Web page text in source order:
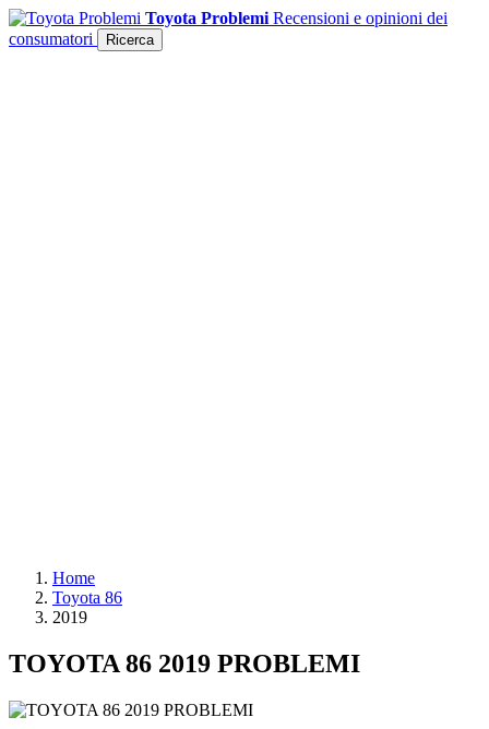
Toyota Problemi Recensioni e opinioni dei
consumatori
Ricerca
Home
Toyota 86
2019
TOYOTA 86 2019 PROBLEMI